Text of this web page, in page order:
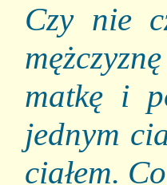
Czy nie
matkę i
jednym
ciałem.